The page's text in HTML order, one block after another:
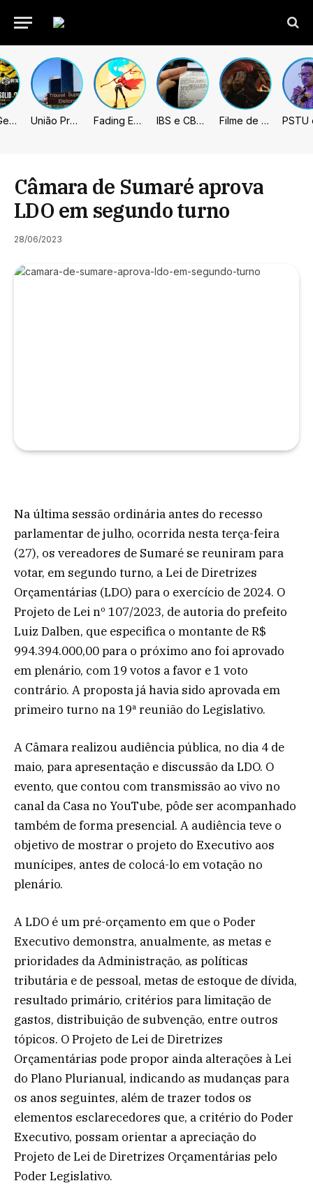
Metal Gear Solid: Master Collection 2 terá legendas e menus em portugues União Progressista e PL terão mais tempo de propaganda eleitoral Fading Echo – Review IBS e CBS necessitarão constar nas notas fiscais com início desta 2ª. Entenda Filme de Elden Ring tem gravações concluídas, mas ainda fica longe do lançamento
Câmara de Sumaré aprova
LDO em segundo turno
28/06/2023
Na última sessão ordinária antes do recesso
parlamentar de julho, ocorrida nesta terça-feira
(27), os vereadores de Sumaré se reuniram para
votar, em segundo turno, a Lei de Diretrizes
Orçamentárias (LDO) para o exercício de 2024. O
Projeto de Lei nº 107/2023, de autoria do prefeito
Luiz Dalben, que especifica o montante de R$
994.394.000,00 para o próximo ano foi aprovado
em plenário, com 19 votos a favor e 1 voto
contrário. A proposta já havia sido aprovada em
primeiro turno na 19ª reunião do Legislativo.
A Câmara realizou audiência pública, no dia 4 de
maio, para apresentação e discussão da LDO. O
evento, que contou com transmissão ao vivo no
canal da Casa no YouTube, pôde ser acompanhado
também de forma presencial. A audiência teve o
objetivo de mostrar o projeto do Executivo aos
munícipes, antes de colocá-lo em votação no
plenário.
A LDO é um pré-orçamento em que o Poder
Executivo demonstra, anualmente, as metas e
prioridades da Administração, as políticas
tributária e de pessoal, metas de estoque de dívida,
resultado primário, critérios para limitação de
gastos, distribuição de subvenção, entre outros
tópicos. O Projeto de Lei de Diretrizes
Orçamentárias pode propor ainda alterações à Lei
do Plano Plurianual, indicando as mudanças para
os anos seguintes, além de trazer todos os
elementos esclarecedores que, a critério do Poder
Executivo, possam orientar a apreciação do
Projeto de Lei de Diretrizes Orçamentárias pelo
Poder Legislativo.